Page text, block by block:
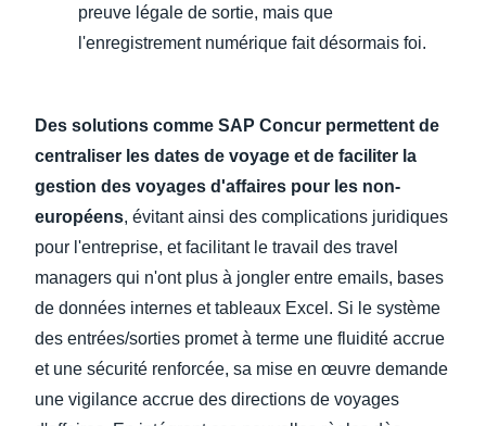
preuve légale de sortie, mais que
l'enregistrement numérique fait désormais foi.
Des solutions comme SAP Concur permettent de
centraliser les dates de voyage et de faciliter la
gestion des voyages d'affaires pour les non-
européens, évitant ainsi des complications juridiques
pour l'entreprise, et facilitant le travail des travel
managers qui n'ont plus à jongler entre emails, bases
de données internes et tableaux Excel. Si le système
des entrées/sorties promet à terme une fluidité accrue
et une sécurité renforcée, sa mise en œuvre demande
une vigilance accrue des directions de voyages